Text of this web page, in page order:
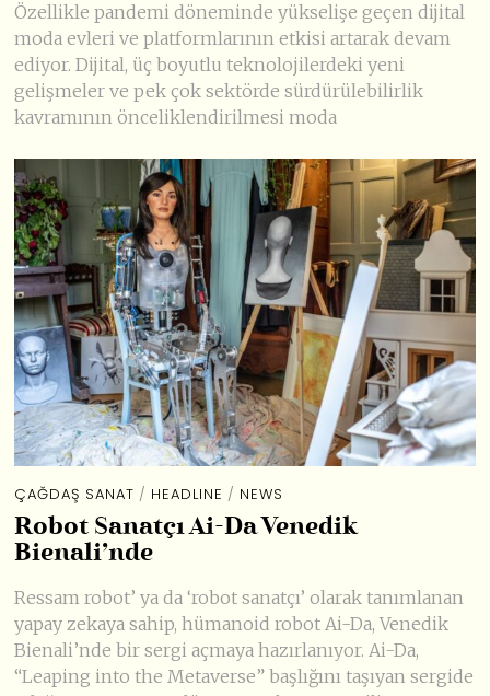
Özellikle pandemi döneminde yükselişe geçen dijital
moda evleri ve platformlarının etkisi artarak devam
ediyor. Dijital, üç boyutlu teknolojilerdeki yeni
gelişmeler ve pek çok sektörde sürdürülebilirlik
kavramının önceliklendirilmesi moda
ÇAĞDAŞ SANAT / HEADLINE / NEWS
Robot Sanatçı Ai-Da Venedik
Bienali’nde
Ressam robot’ ya da ‘robot sanatçı’ olarak tanımlanan
yapay zekaya sahip, hümanoid robot Ai-Da, Venedik
Bienali’nde bir sergi açmaya hazırlanıyor. Ai-Da,
“Leaping into the Metaverse” başlığını taşıyan sergide